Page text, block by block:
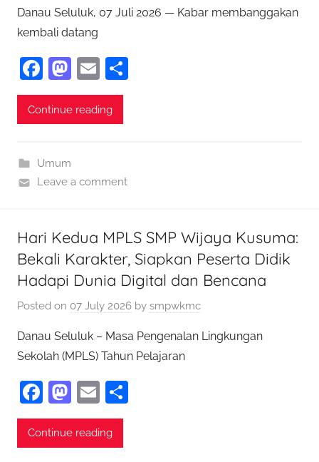
Danau Seluluk, 07 Juli 2026 — Kabar membanggakan
kembali datang
F
a
c
b
o
k
M
as
to
n
E
m
ai
Continue reading
Umum
Leave a comment
Hari Kedua MPLS SMP Wijaya Kusuma:
Bekali Karakter, Siapkan Peserta Didik
Hadapi Dunia Digital dan Bencana
Posted on 07 July 2026 by smpwkmc
Danau Seluluk – Masa Pengenalan Lingkungan
Sekolah (MPLS) Tahun Pelajaran
F
a
c
M
as
to
E
m
ai
Continue reading